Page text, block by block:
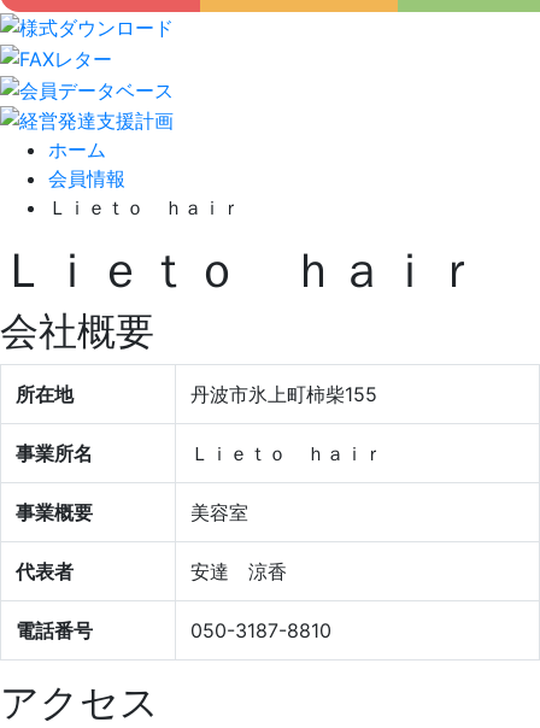
ホーム
会員情報
Ｌｉｅｔｏ ｈａｉｒ
Ｌｉｅｔｏ ｈａｉｒ
会社概要
所在地 丹波市氷上町柿柴155
事業所名 Ｌｉｅｔｏ ｈａｉｒ
事業概要 美容室
代表者 安達 涼香
電話番号 050-3187-8810
アクセス